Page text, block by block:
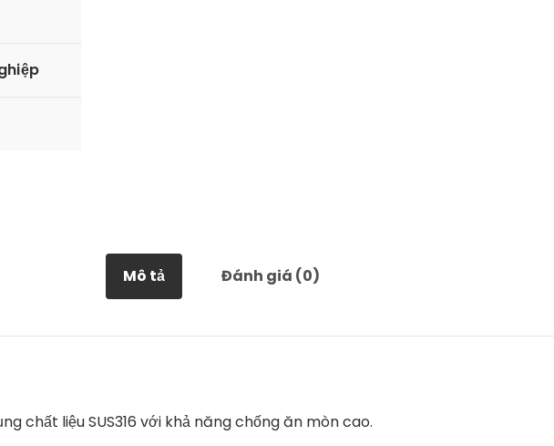
Mô tả Đánh giá (0)
chất liệu SUS316 với khả năng chống ăn mòn cao.